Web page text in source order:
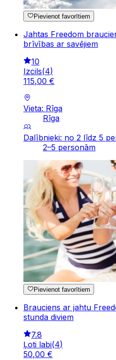
Pievienot favorītiem
Jahtas Freedom
brīvības ar savējiem
10
Izcils(4)
115,00 €
Vieta: Rīga
Rīga
Dalībnieki: no 2 līdz 5
2–5 personām
Pievienot favorītiem
Brauciens ar jahtu
stunda diviem
7.8
Ļoti labi(4)
50,00 €